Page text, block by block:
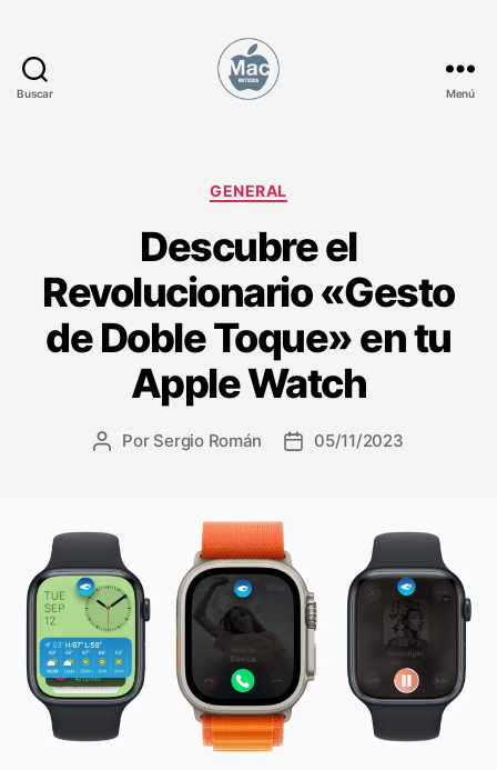
Buscar
N
o
t
i
c
i
a
s
Menú
C
t
e
g
o
r
í
a
GENERAL
Descubre el
Revolucionario «Gesto
de Doble Toque» en tu
Apple Watch
A
r
d
e
l
a
e
n
t
r
Por Sergio Román
F
d
e
n
t
05/11/2023